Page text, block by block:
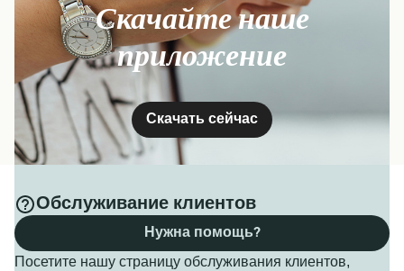
Скачайте наше
приложение
Скачать сейчас
Обслуживание клиентов
Посетите нашу страницу обслуживания клиентов,
Нужна помощь?